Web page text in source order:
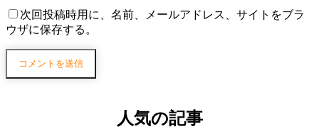
次回投稿時用に、名前、メールアドレス、サイトをブラ
ウザに保存する。
人気の記事